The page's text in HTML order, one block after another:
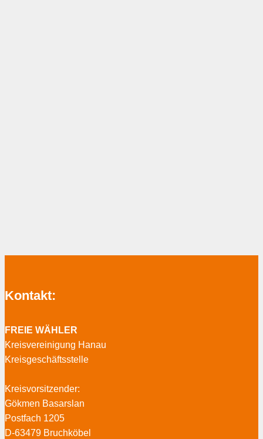
Kontakt:
FREIE WÄHLER
Kreisvereinigung Hanau
Kreisgeschäftsstelle
Kreisvorsitzender:
Gökmen Basarslan
Postfach 1205
D-63479 Bruchköbel